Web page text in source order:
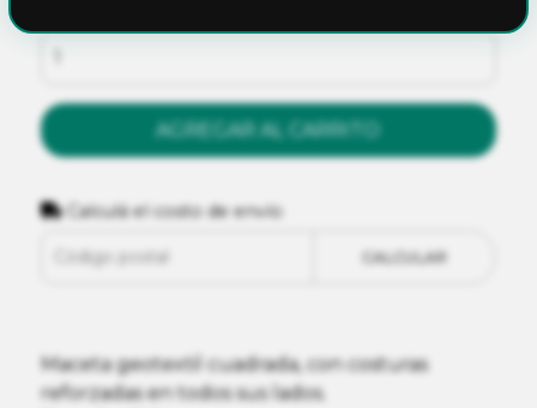
AGREGAR AL CARRITO
Calculá el costo de envío
CALCULAR
Maceta geotextil cuadrada, con costuras
reforzadas en todos sus lados.